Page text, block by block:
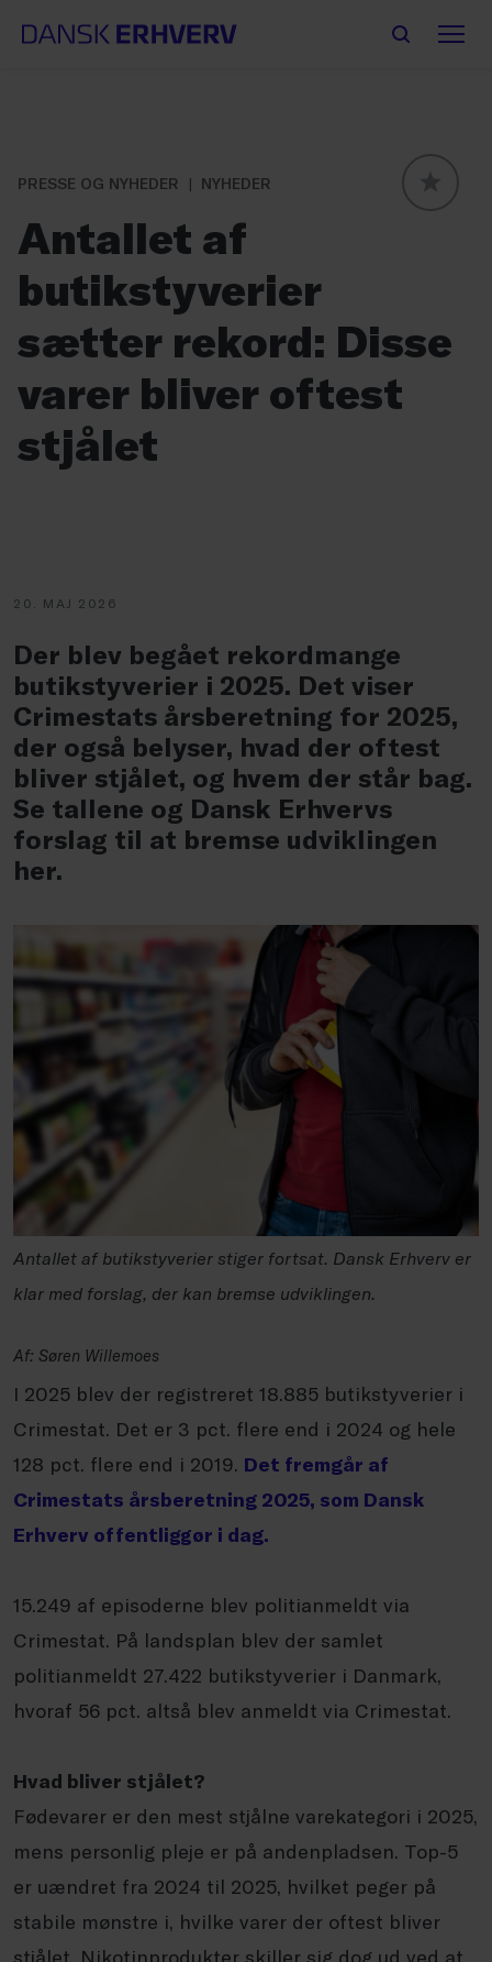
PRESSE OG NYHEDER
NYHEDER
Antallet af
butikstyverier
sætter rekord: Disse
varer bliver oftest
stjålet
20. MAJ 2026
Der blev begået rekordmange
butikstyverier i 2025. Det viser
Crimestats årsberetning for 2025,
der også belyser, hvad der oftest
bliver stjålet, og hvem der står bag.
Se tallene og Dansk Erhvervs
forslag til at bremse udviklingen
her.
Antallet af butikstyverier stiger fortsat. Dansk Erhverv er
klar med forslag, der kan bremse udviklingen.
Af: Søren Willemoes
I 2025 blev der registreret 18.885 butikstyverier i
Crimestat. Det er 3 pct. flere end i 2024 og hele
128 pct. flere end i 2019. Det fremgår af
Crimestats årsberetning 2025, som Dansk
Erhverv offentliggør i dag.
15.249 af episoderne blev politianmeldt via
Crimestat. På landsplan blev der samlet
politianmeldt 27.422 butikstyverier i Danmark,
hvoraf 56 pct. altså blev anmeldt via Crimestat.
Hvad bliver stjålet?
Fødevarer er den mest stjålne varekategori i 2025,
mens personlig pleje er på andenpladsen. Top-5
er uændret fra 2024 til 2025, hvilket peger på
stabile mønstre i, hvilke varer der oftest bliver
stjålet. Nikotinprodukter skiller sig dog ud ved at